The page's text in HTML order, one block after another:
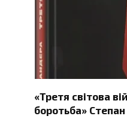
«Третя світова
боротьба»